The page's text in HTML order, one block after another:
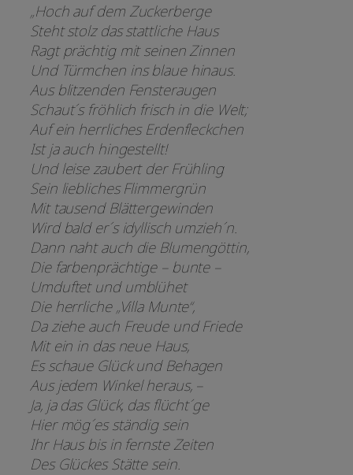
„Hoch auf dem Zuckerberge
Steht stolz das stattliche Haus
Ragt prächtig mit seinen Zinnen
Und Türmchen ins blaue hinaus.
Aus blitzenden Fensteraugen
Schaut´s fröhlich frisch in die Welt;
Auf ein herrliches Erdenfleckchen
Ist ja auch hingestellt!
Und leise zaubert der Frühling
Sein liebliches Flimmergrün
Mit tausend Blättergewinden
Wird bald er´s idyllisch umzieh´n.
Dann naht auch die Blumengöttin,
Die farbenprächtige – bunte –
Umduftet und umblühet
Die herrliche „Villa Munte“,
Da ziehe auch Freude und Friede
Mit ein in das neue Haus,
Es schaue Glück und Behagen
Aus jedem Winkel heraus, –
Ja, ja das Glück, das flücht´ge
Hier mög´es ständig sein
Ihr Haus bis in fernste Zeiten
Des Glückes Stätte sein.